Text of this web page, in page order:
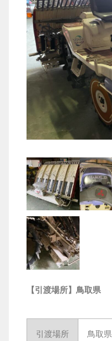
【引渡場所】鳥取県
引渡場所 鳥取県